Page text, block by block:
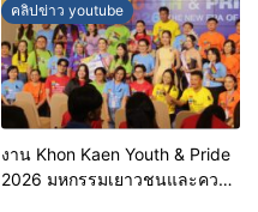
คลิปข่าว youtube
งาน Khon Kaen Youth & Pride
2026 มหกรรมเยาวชนและความ